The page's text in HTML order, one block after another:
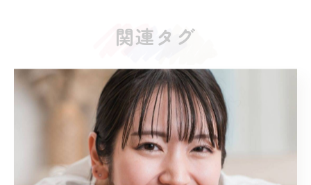
関連タグ
#肩こり #頭痛 #首こり
カテゴリー Categories